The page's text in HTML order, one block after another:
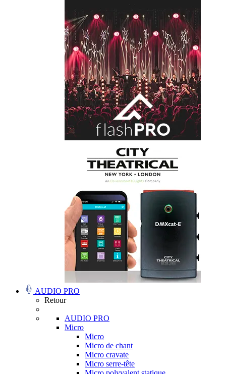
AUDIO PRO
Retour
AUDIO PRO
Micro
Micro
Micro de chant
Micro cravate
Micro serre-tête